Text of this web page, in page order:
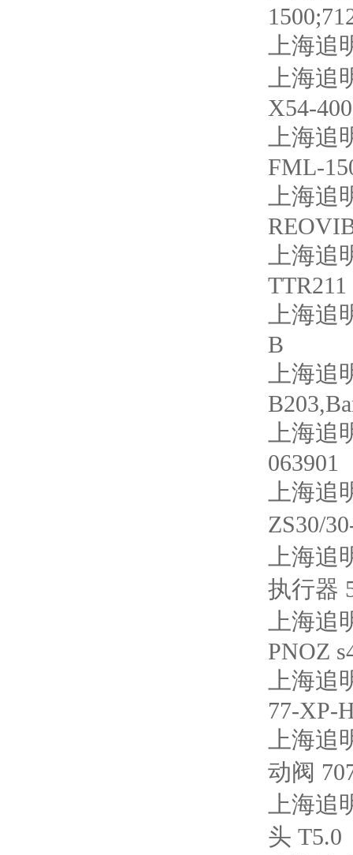
上海
上海
X54-
上海
FML-
上海
上海
TTR211
上海
B
上海
上海
063901
上海
ZS30/
上海
执行器
上海
PNOZ
上海
77-XP-
上海
动阀
上海
头 T5.0